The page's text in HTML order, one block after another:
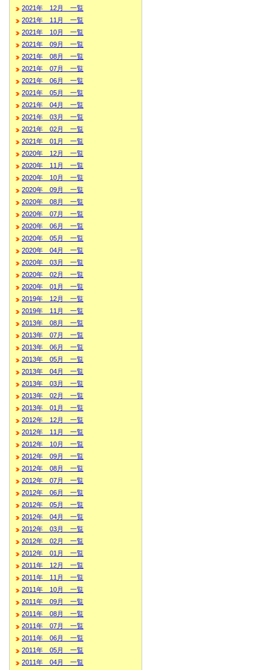
2021年 12月 一覧
2021年 11月 一覧
2021年 10月 一覧
2021年 09月 一覧
2021年 08月 一覧
2021年 07月 一覧
2021年 06月 一覧
2021年 05月 一覧
2021年 04月 一覧
2021年 03月 一覧
2021年 02月 一覧
2021年 01月 一覧
2020年 12月 一覧
2020年 11月 一覧
2020年 10月 一覧
2020年 09月 一覧
2020年 08月 一覧
2020年 07月 一覧
2020年 06月 一覧
2020年 05月 一覧
2020年 04月 一覧
2020年 03月 一覧
2020年 02月 一覧
2020年 01月 一覧
2019年 12月 一覧
2019年 11月 一覧
2013年 08月 一覧
2013年 07月 一覧
2013年 06月 一覧
2013年 05月 一覧
2013年 04月 一覧
2013年 03月 一覧
2013年 02月 一覧
2013年 01月 一覧
2012年 12月 一覧
2012年 11月 一覧
2012年 10月 一覧
2012年 09月 一覧
2012年 08月 一覧
2012年 07月 一覧
2012年 06月 一覧
2012年 05月 一覧
2012年 04月 一覧
2012年 03月 一覧
2012年 02月 一覧
2012年 01月 一覧
2011年 12月 一覧
2011年 11月 一覧
2011年 10月 一覧
2011年 09月 一覧
2011年 08月 一覧
2011年 07月 一覧
2011年 06月 一覧
2011年 05月 一覧
2011年 04月 一覧